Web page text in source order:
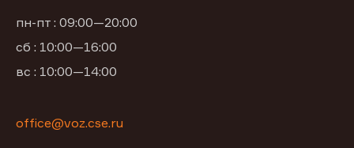
пн-пт : 09:00—20:00
сб : 10:00—16:00
вс : 10:00—14:00
office@voz.cse.ru